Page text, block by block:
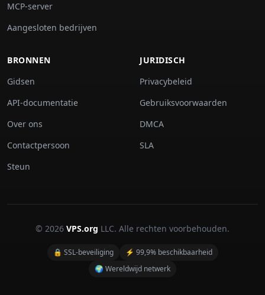
MCP-server
Aangesloten bedrijven
BRONNEN
Gidsen
API-documentatie
Over ons
Contactpersoon
Steun
JURIDISCH
Privacybeleid
Gebruiksvoorwaarden
DMCA
SLA
© 2026 VPS.org LLC. Alle rechten voorbehouden.
🔒 SSL-beveiliging
⚡ 99,9% beschikbaarheid
🌍 Wereldwijd netwerk